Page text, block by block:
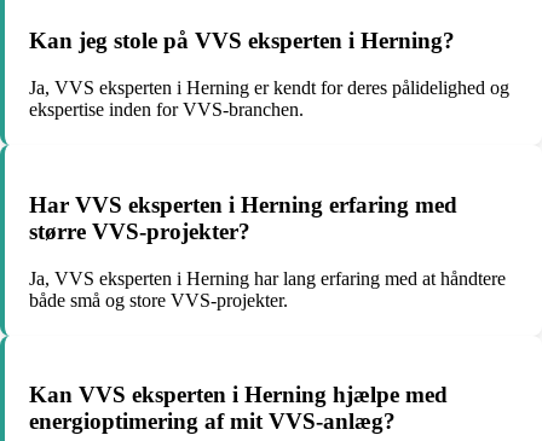
Kan jeg stole på VVS eksperten i Herning?
Ja, VVS eksperten i Herning er kendt for deres pålidelighed og
ekspertise inden for VVS-branchen.
Har VVS eksperten i Herning erfaring med
større VVS-projekter?
Ja, VVS eksperten i Herning har lang erfaring med at håndtere
både små og store VVS-projekter.
Kan VVS eksperten i Herning hjælpe med
energioptimering af mit VVS-anlæg?